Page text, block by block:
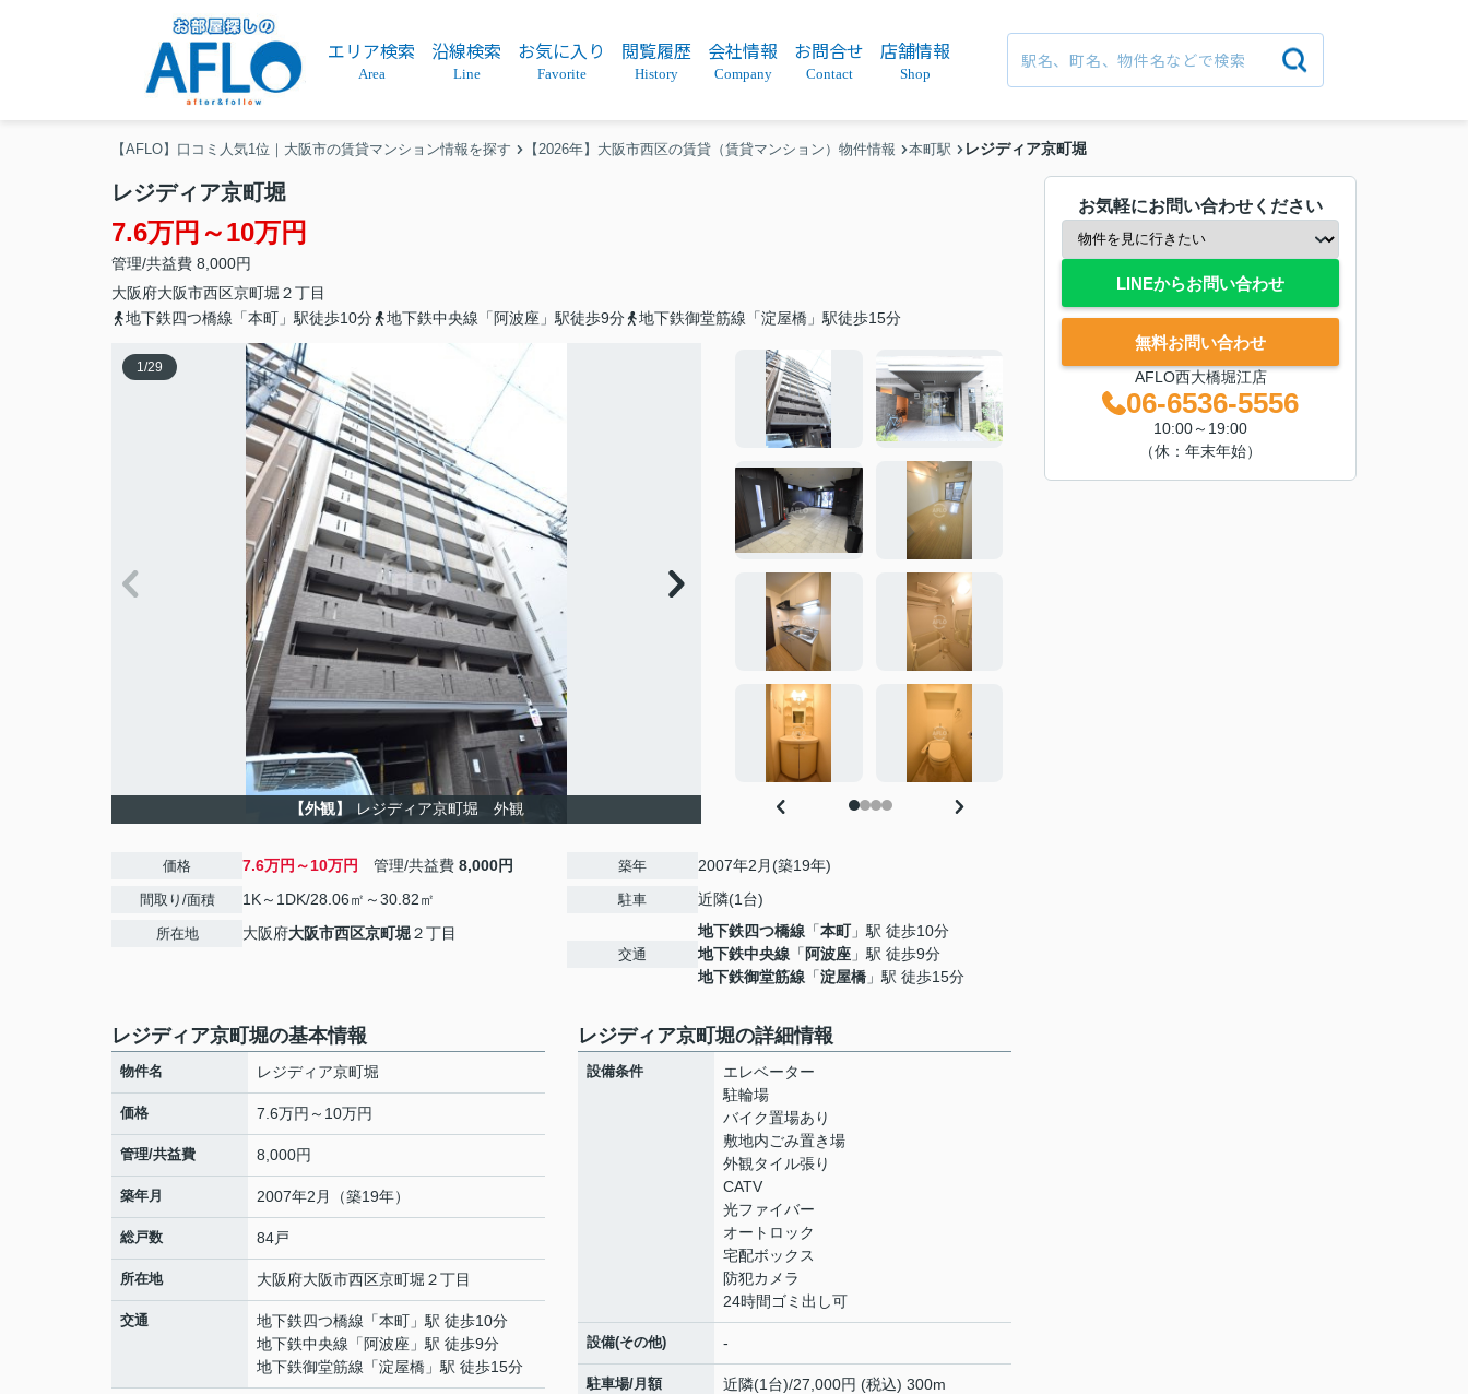
エリア検索
Area
沿線検索
Line
お気に入り
Favorite
閲覧履歴
History
会社情報
Company
お問合せ
Contact
店舗情報
Shop
【AFLO】口コミ人気1位｜大阪市の賃貸マンション情報を探す 【2026年】大阪市西区の賃貸（賃貸マンション）物件情報 本町駅 レジディア京町堀
レジディア京町堀
7.6万円～10万円
管理/共益費 8,000円
大阪府大阪市西区京町堀 ２丁目
地下鉄四つ橋線「本町」駅徒歩10分
地下鉄中央線「阿波座」駅徒歩9分 地下鉄御堂筋線「淀屋橋」駅徒歩15分
1/29
【外観】 レジディア京町堀 外観
価格 7.6万円～10万円 管理/共益費 8,000円
間取り/面積 1K～1DK/28.06㎡～30.82㎡
所在地 大阪府大阪市西区京町堀２丁目
築年 2007年2月(築19年)
駐車 近隣(1台)
交通
地下鉄四つ橋線 「本町」駅 徒歩10分
地下鉄中央線 「 阿波座 」駅 徒歩9分
地下鉄御堂筋線 「淀屋橋 」駅 徒歩15分
レジディア京町堀の基本情報
物件名 レジディア京町堀
価格 7.6万円～10万円
管理/共益費 8,000円
築年月 2007年2月（築19年）
総戸数 84戸
所在地 大阪府大阪市西区京町堀 ２丁目
交通 地下鉄四つ橋線 「本町 」駅 徒歩10分
地下鉄中央線 「 阿波座 」駅 徒歩9分
地下鉄御堂筋線 「淀屋橋 」駅 徒歩15分
レジディア京町堀の詳細情報
設備条件
エレベーター
駐輪場
バイク置場あり
敷地内ごみ置き場
外観タイル張り
CATV
光ファイバー
オートロック
宅配ボックス
防犯カメラ
24時間ゴミ出し可
設備(その他) -
駐車場/月額 近隣(1台)/27,000円 (税込) 300m
お気軽にお問い合わせください
LINEからお問い合わせ
無料お問い合わせ
AFLO西大橋堀江店
06-6536-5556
10:00～19:00
（休：年末年始）